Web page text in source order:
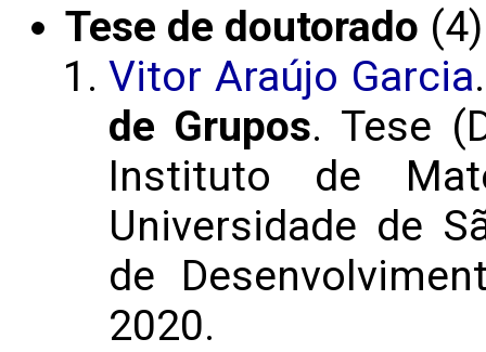
Tese de doutorado (4)
Vitor Araújo Garcia
de Grupos. Tese
Instituto de
Universidade de
de
2020.